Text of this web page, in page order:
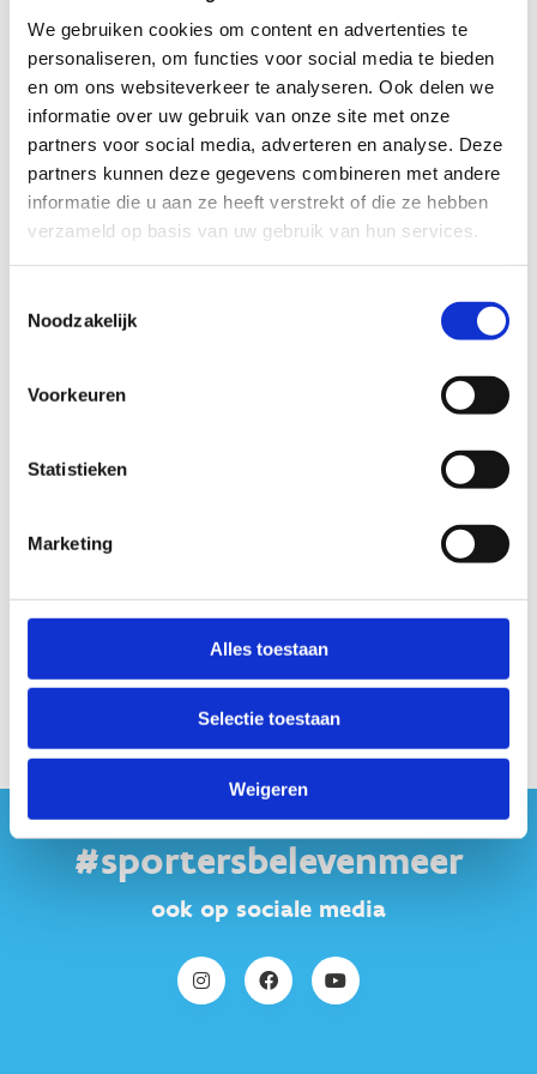
We gebruiken cookies om content en advertenties te
personaliseren, om functies voor social media te bieden
en om ons websiteverkeer te analyseren. Ook delen we
informatie over uw gebruik van onze site met onze
partners voor social media, adverteren en analyse. Deze
partners kunnen deze gegevens combineren met andere
informatie die u aan ze heeft verstrekt of die ze hebben
verzameld op basis van uw gebruik van hun services.
Noodzakelijk
Voorkeuren
Statistieken
Marketing
Alles toestaan
Selectie toestaan
Weigeren
de Planterijstraat kan u aansluiten op de route Sint-Jan.
Het Skeelernetwerk Midwest waaiert uit over de gemeenten
Ardooie, Hooglede, Ingelmunster, Izegem, Ledegem,
Lichtervelde, Meulebeke, Moorslede, Oostrozebeke, Pittem,
Roeselare, Ruiselede, Staden, Tielt, Wielsbeke en Wingene met
een totale afstand van circa 450km.
Je skeelert kilometers langs een gevarieerd ruraal en stedelijk
toeristische regio's: de Leiestreek, het Brugse Ommeland en de
Westhoek. Zowel de recreatieve als de gevorderde skeeleraars
komen hierbij aan hun trekken. Ook lopers, wandelaars,
fietsers, … kunnen genieten van dit uniek netwerk binnen de
Startplaatsen
#sportersbelevenmeer
ook op sociale media